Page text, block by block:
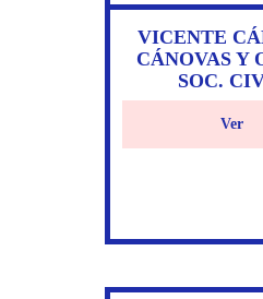
VICENTE
CÁNOVAS Y
SOC.
Ver